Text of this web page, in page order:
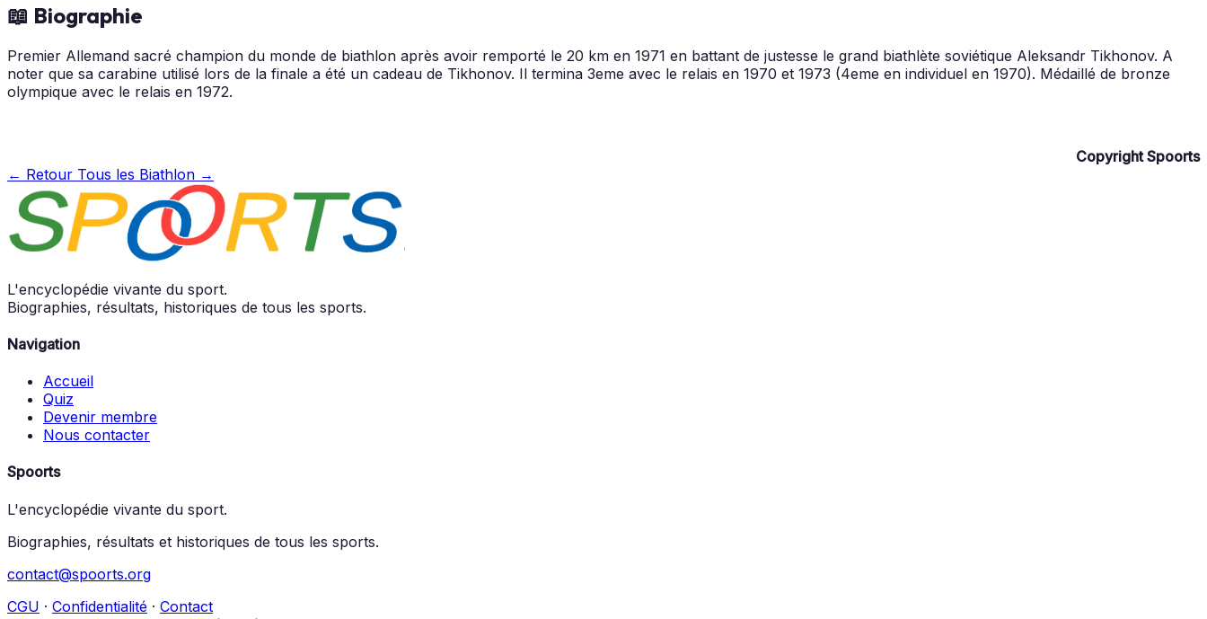
📖 Biographie
Premier Allemand sacré champion du monde de biathlon après avoir remporté le 20 km en 1971 en battant de justesse le grand biathlète soviétique Aleksandr Tikhonov. A
noter que sa carabine utilisé lors de la finale a été un cadeau de Tikhonov. Il termina 3eme avec le relais en 1970 et 1973 (4eme en individuel en 1970). Médaillé de bronze
olympique avec le relais en 1972.
Copyright Spoorts
← Retour Tous les Biathlon →
L'encyclopédie vivante du sport.
Biographies, résultats, historiques de tous les sports.
Navigation
Accueil
Quiz
Devenir membre
Nous contacter
Spoorts
L'encyclopédie vivante du sport.
Biographies, résultats et historiques de tous les sports.
contact@spoorts.org
CGU · Confidentialité · Contact